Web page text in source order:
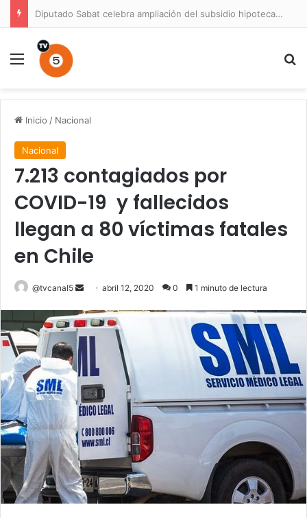
Diputado Sabat celebra ampliación del subsidio hipotecario con viviendas de hasta 6.000 UF
Menú
Inicio / Nacional
Nacional
7.213 contagiados por
COVID-19 y fallecidos
llegan a 80 víctimas fatales
en Chile
@tvcanal5
Send
email
abril 12, 2020 0 1 minuto de lectura